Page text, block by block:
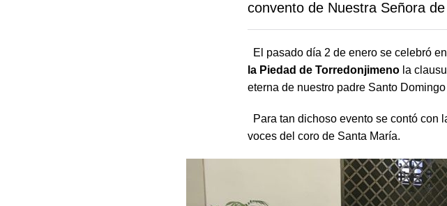
convento de Nuestra Señora de
El pasado día 2 de enero se celebró
la Piedad de Torredonjimeno la
eterna de nuestro padre Santo
Para tan dichoso evento se contó con
voces del coro de Santa María.